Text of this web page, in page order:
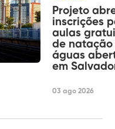
Projeto
inscrições
aulas
de natação
águas
em
03 ago 2026